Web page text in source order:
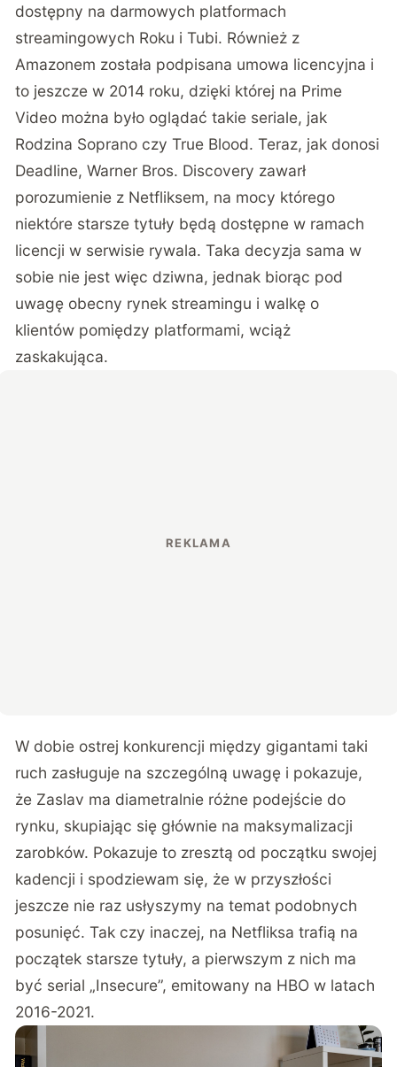
dostępny na darmowych platformach
streamingowych Roku i Tubi. Również z
Amazonem została podpisana umowa licencyjna i
to jeszcze w 2014 roku, dzięki której na Prime
Video można było oglądać takie seriale, jak
Rodzina Soprano czy True Blood. Teraz, jak donosi
Deadline, Warner Bros. Discovery zawarł
porozumienie z Netfliksem, na mocy którego
niektóre starsze tytuły będą dostępne w ramach
licencji w serwisie rywala. Taka decyzja sama w
sobie nie jest więc dziwna, jednak biorąc pod
uwagę obecny rynek streamingu i walkę o
klientów pomiędzy platformami, wciąż
zaskakująca.
W dobie ostrej konkurencji między gigantami taki
ruch zasługuje na szczególną uwagę i pokazuje,
że Zaslav ma diametralnie różne podejście do
rynku, skupiając się głównie na maksymalizacji
zarobków. Pokazuje to zresztą od początku swojej
kadencji i spodziewam się, że w przyszłości
jeszcze nie raz usłyszymy na temat podobnych
posunięć. Tak czy inaczej, na Netfliksa trafią na
początek starsze tytuły, a pierwszym z nich ma
być serial „Insecure”, emitowany na HBO w latach
2016-2021.